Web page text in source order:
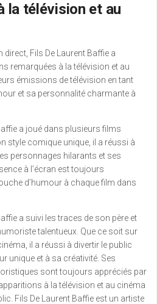
la télévision et au
Fils De Laurent Baffie a
remarquées à la télévision et au
émissions de télévision en tant
et sa personnalité charmante à
a joué dans plusieurs films
style comique unique, il a réussi à
personnages hilarants et ses
à l’écran est toujours
d’humour à chaque film dans
a suivi les traces de son père et
talentueux. Que ce soit sur
il a réussi à divertir le public
unique et à sa créativité. Ses
sont toujours appréciés par
à la télévision et au cinéma
Fils De Laurent Baffie est un artiste